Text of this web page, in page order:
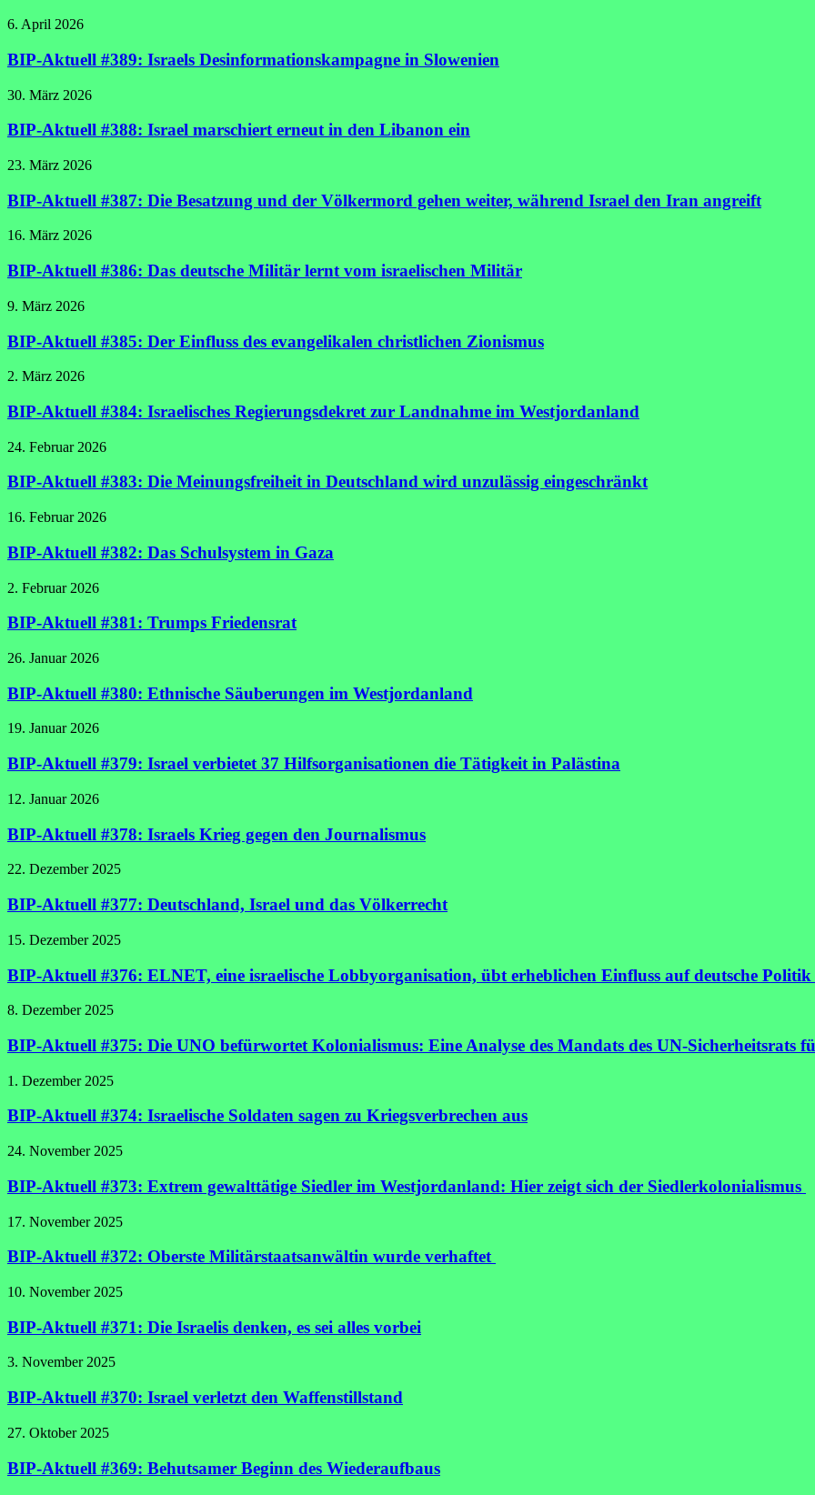
6. April 2026
BIP-Aktuell #389: Israels Desinformationskampagne in Slowenien
30. März 2026
BIP-Aktuell #388: Israel marschiert erneut in den Libanon ein
23. März 2026
BIP-Aktuell #387: Die Besatzung und der Völkermord gehen weiter, während Israel den Iran angreift
16. März 2026
BIP-Aktuell #386: Das deutsche Militär lernt vom israelischen Militär
9. März 2026
BIP-Aktuell #385: Der Einfluss des evangelikalen christlichen Zionismus
2. März 2026
BIP-Aktuell #384: Israelisches Regierungsdekret zur Landnahme im Westjordanland
24. Februar 2026
BIP-Aktuell #383: Die Meinungsfreiheit in Deutschland wird unzulässig eingeschränkt
16. Februar 2026
BIP-Aktuell #382: Das Schulsystem in Gaza
2. Februar 2026
BIP-Aktuell #381: Trumps Friedensrat
26. Januar 2026
BIP-Aktuell #380: Ethnische Säuberungen im Westjordanland
19. Januar 2026
BIP-Aktuell #379: Israel verbietet 37 Hilfsorganisationen die Tätigkeit in Palästina
12. Januar 2026
BIP-Aktuell #378: Israels Krieg gegen den Journalismus
22. Dezember 2025
BIP-Aktuell #377: Deutschland, Israel und das Völkerrecht
15. Dezember 2025
BIP-Aktuell #376: ELNET, eine israelische Lobbyorganisation, übt erheblichen Einfluss auf deutsche Politik
8. Dezember 2025
BIP-Aktuell #375: Die UNO befürwortet Kolonialismus: Eine Analyse des Mandats des UN-Sicherheitsrats
1. Dezember 2025
BIP-Aktuell #374: Israelische Soldaten sagen zu Kriegsverbrechen aus
24. November 2025
BIP-Aktuell #373: Extrem gewalttätige Siedler im Westjordanland: Hier zeigt sich der Siedlerkolonialismus
17. November 2025
BIP-Aktuell #372: Oberste Militärstaatsanwältin wurde verhaftet
10. November 2025
BIP-Aktuell #371: Die Israelis denken, es sei alles vorbei
3. November 2025
BIP-Aktuell #370: Israel verletzt den Waffenstillstand
27. Oktober 2025
BIP-Aktuell #369: Behutsamer Beginn des Wiederaufbaus